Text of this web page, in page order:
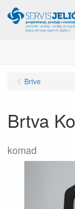
Brtve
Brtva
komad